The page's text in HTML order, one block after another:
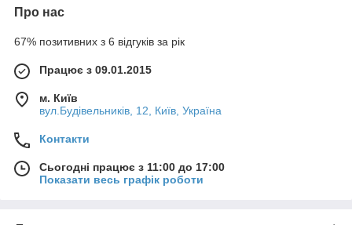
Про нас
67% позитивних з 6 відгуків за рік
Працює з 09.01.2015
м. Київ
вул.Будівельників, 12, Київ, Україна
Контакти
Сьогодні працює з 11:00 до 17:00
Показати весь графік роботи